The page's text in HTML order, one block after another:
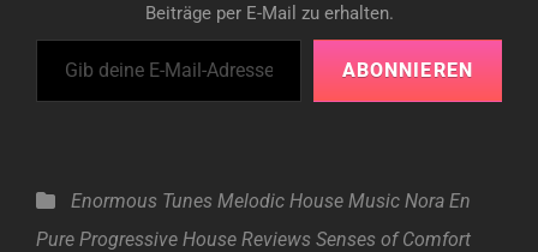
Beiträge per E-Mail zu erhalten.
Gib deine E-Mail-Adresse ein ...
ABONNIEREN
Categories
Enormous Tunes Melodic House Music Nora En
Pure Progressive House Reviews Senses of Comfort